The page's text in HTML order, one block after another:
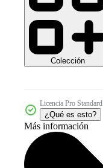
Colección
Licencia Pro Standard
¿Qué es esto?
Más información